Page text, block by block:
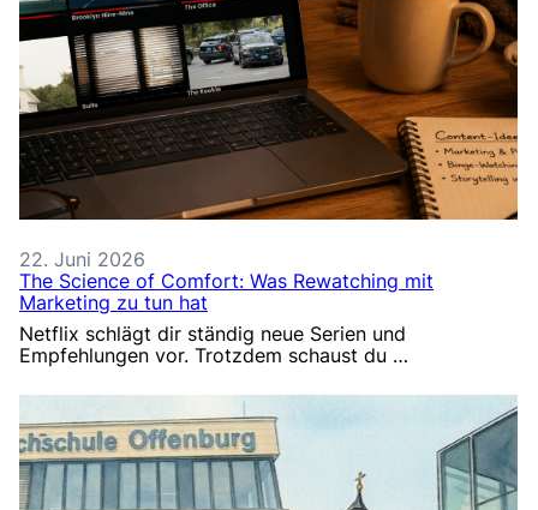
22. Juni 2026
The Science of Comfort: Was Rewatching mit
Marketing zu tun hat
Netflix schlägt dir ständig neue Serien und
Empfehlungen vor. Trotzdem schaust du …